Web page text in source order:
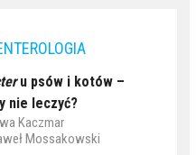
u psów i kotów –
nie leczyć?
Kaczmar
Mossakowski